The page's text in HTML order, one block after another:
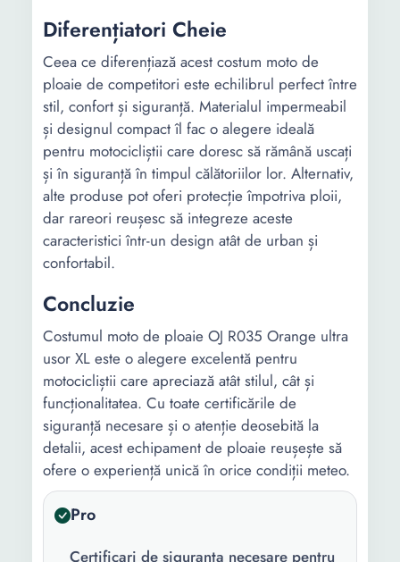
Diferențiatori Cheie
Ceea ce diferențiază acest costum moto de
ploaie de competitori este echilibrul perfect între
stil, confort și siguranță. Materialul impermeabil
și designul compact îl fac o alegere ideală
pentru motocicliștii care doresc să rămână uscați
și în siguranță în timpul călătoriilor lor. Alternativ,
alte produse pot oferi protecție împotriva ploii,
dar rareori reușesc să integreze aceste
caracteristici într-un design atât de urban și
confortabil.
Concluzie
Costumul moto de ploaie OJ R035 Orange ultra
usor XL este o alegere excelentă pentru
motocicliștii care apreciază atât stilul, cât și
funcționalitatea. Cu toate certificările de
siguranță necesare și o atenție deosebită la
detalii, acest echipament de ploaie reușește să
ofere o experiență unică în orice condiții meteo.
Pro
Certificari de siguranta necesare pentru